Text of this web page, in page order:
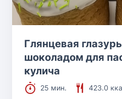
Глянцевая
шоколадом для
кулича
25 мин.
423.0